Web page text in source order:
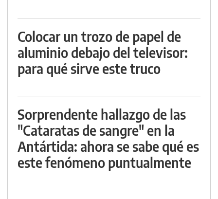
Colocar un trozo de papel de
aluminio debajo del televisor:
para qué sirve este truco
Sorprendente hallazgo de las
"Cataratas de sangre" en la
Antártida: ahora se sabe qué es
este fenómeno puntualmente